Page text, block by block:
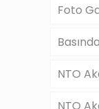
Foto
NTO